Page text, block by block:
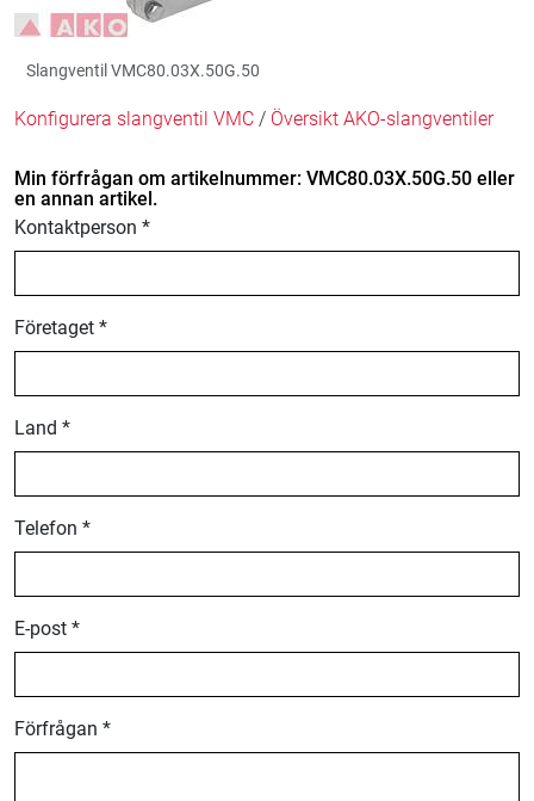
Slangventil VMC80.03X.50G.50
Konfigurera slangventil VMC / Översikt AKO-slangventiler
Min förfrågan om artikelnummer: VMC80.03X.50G.50 eller
en annan artikel.
Kontaktperson *
Företaget *
Land *
Telefon *
E-post *
Förfrågan *